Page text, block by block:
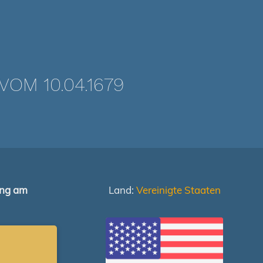
10.04.1679
am
Land: Vereinigte Staaten